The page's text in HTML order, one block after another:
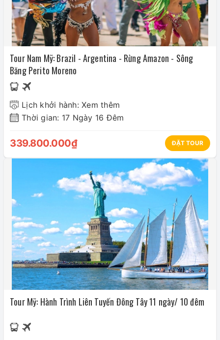
Tour Nam Mỹ: Brazil - Argentina - Rừng Amazon - Sông
Băng Perito Moreno
Lịch khởi hành: Xem thêm
Thời gian: 17 Ngày 16 Đêm
339.800.000₫ ĐẶT TOUR
Tour Mỹ: Hành Trình Liên Tuyến Đông Tây 11 ngày/ 10 đêm